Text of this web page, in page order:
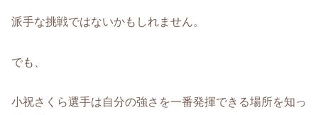
派手な挑戦ではないかもしれません。
でも、
小祝さくら選手は自分の強さを一番発揮できる場所を知っ